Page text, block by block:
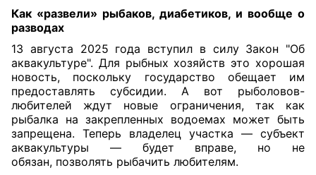
Как «развели» рыбаков, диабетиков, и вообще о
разводах
13 августа 2025 года вступил в силу Закон "Об
аквакультуре". Для рыбных хозяйств это хорошая
новость, поскольку государство обещает им
предоставлять субсидии. А вот рыболовов-
любителей ждут новые ограничения, так как
рыбалка на закрепленных водоемах может быть
запрещена. Теперь владелец участка — субъект
аквакультуры — будет вправе, но не
обязан, позволять рыбачить любителям.